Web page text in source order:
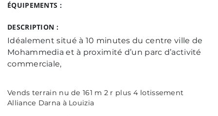
ÉQUIPEMENTS :
DESCRIPTION :
Idéalement situé à 10 minutes du centre ville de
Mohammedia et à proximité d’un parc d’activité
commerciale,
Vends terrain nu de 161 m 2 r plus 4 lotissement
Alliance Darna à Louizia